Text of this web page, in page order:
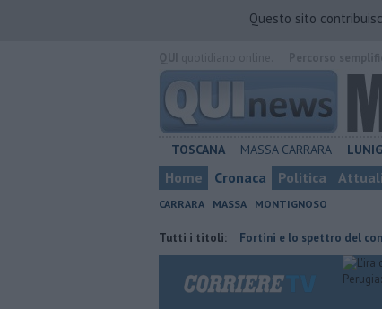
Questo sito
TOSCANA MASSA CARRARA
Home Cronaca Politica
CARRARA MASSA MONTIGNOSO
Tutti i titoli:
Retiambiente, il dopo Fortini e lo spettro del